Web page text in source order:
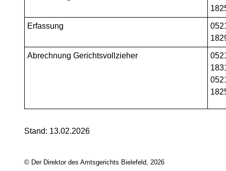
Erfassung
Abrechnung Gerichtsvollzieher
Stand: 13.02.2026
© Der Direktor des Amtsgerichts Bielefeld, 2026